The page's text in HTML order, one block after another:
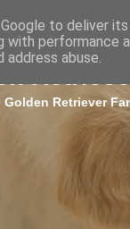
Golden Retriever
to deliver
with
abuse.